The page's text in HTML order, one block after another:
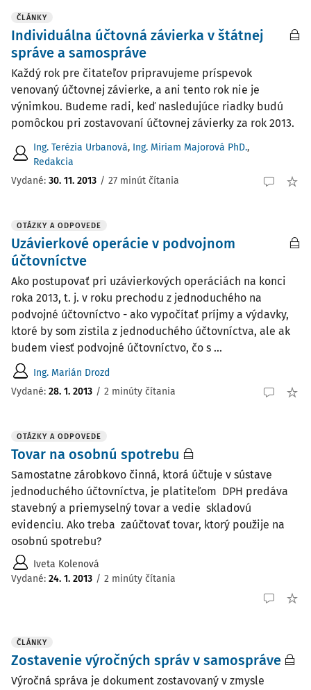
ČLÁNKY
Individuálna účtovná závierka v štátnej
správe a samospráve
Každý rok pre čitateľov pripravujeme príspevok
venovaný účtovnej závierke, a ani tento rok nie je
výnimkou. Budeme radi, keď nasledujúce riadky budú
pomôckou pri zostavovaní účtovnej závierky za rok 2013.
Ing. Terézia Urbanová, Ing. Miriam Majorová PhD.,
Redakcia
Vydané: 30. 11. 2013 / 27 minút čítania
OTÁZKY A ODPOVEDE
Uzávierkové operácie v podvojnom
účtovníctve
Ako postupovať pri uzávierkových operáciách na konci
roka 2013, t. j. v roku prechodu z jednoduchého na
podvojné účtovníctvo - ako vypočítať príjmy a výdavky,
ktoré by som zistila z jednoduchého účtovníctva, ale ak
budem viesť podvojné účtovníctvo, čo s ...
Ing. Marián Drozd
Vydané: 28. 1. 2013 / 2 minúty čítania
OTÁZKY A ODPOVEDE
Tovar na osobnú spotrebu
Samostatne zárobkovo činná, ktorá účtuje v sústave
jednoduchého účtovníctva, je platiteľom DPH predáva
stavebný a priemyselný tovar a vedie skladovú
evidenciu. Ako treba zaúčtovať tovar, ktorý použije na
osobnú spotrebu?
Iveta Kolenová
Vydané: 24. 1. 2013 / 2 minúty čítania
ČLÁNKY
Zostavenie výročných správ v samospráve
Výročná správa je dokument zostavovaný v zmysle